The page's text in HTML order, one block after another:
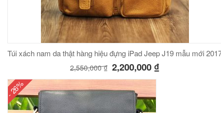
Túi xách nam da thật hàng hiệu đựng iPad Jeep J19 mẫu mới
2,550,000₫ 2,200,000 ₫
- 26%